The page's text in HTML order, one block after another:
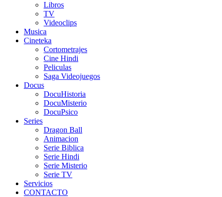
Libros
TV
Videoclips
Musica
Cineteka
Cortometrajes
Cine Hindi
Peliculas
Saga Videojuegos
Docus
DocuHistoria
DocuMisterio
DocuPsico
Series
Dragon Ball
Animacion
Serie Biblica
Serie Hindi
Serie Misterio
Serie TV
Servicios
CONTACTO